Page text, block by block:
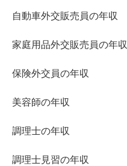
自動車外交販売員の年収
家庭用品外交販売員の年収
保険外交員の年収
美容師の年収
調理士の年収
調理士見習の年収